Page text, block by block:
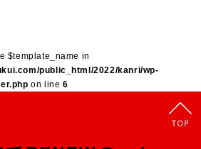
$template_name in
public_html/2022/kanri/wp-
on line 6